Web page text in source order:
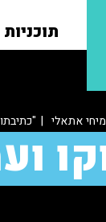
תוכניות
אתאלי |